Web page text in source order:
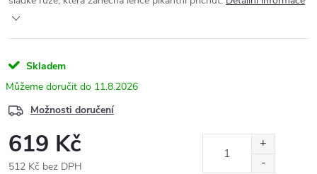
Skladem
11.8.2026
Možnosti doručení
619 Kč
512 Kč bez DPH